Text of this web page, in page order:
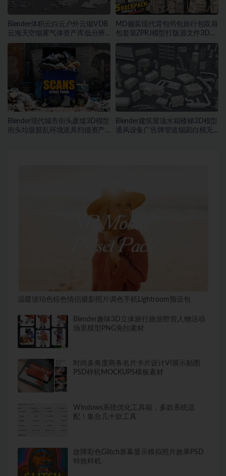
Blender体积云白云户外云烟VDB
云海天空烟雾气体资产库低分辨
率云素材
MD服装现代背包书包旅行包双肩
包套装ZPRJ模型打版源文件3D服
装
Blender现代城市街头废墟3D模型
街头垃圾脏乱环境道具扫描资产
Blender建筑屋顶水箱楼梯3D模型
通风设备广告牌管道烟囱白模无
温暖琥珀色棕色情侣摄影照片调色手机Lightroom预设包
Blender趣味3D立体旅行旅游野营人物活动
场景模型PNG免扣素材
时尚多角度商务名片卡片设计VI展示贴图
PSD样机MOCKUPS模板素材
Windows系统优化工具箱，多款系统适
配！集合几十款工具
故障彩色Glitch屏幕显示模拟照片效果PSD
特效样机